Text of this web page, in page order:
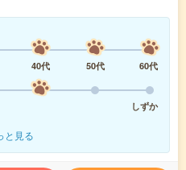
40代 50代
60代
しずか
と見る